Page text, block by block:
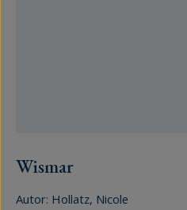
Wismar
Autor: Hollatz, Nicole